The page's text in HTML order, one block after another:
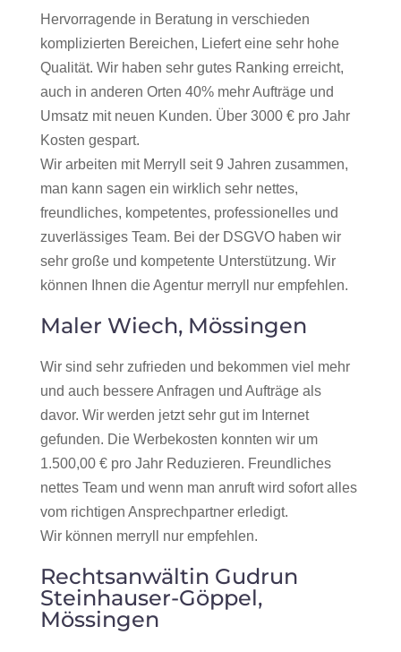
Hervorragende in Beratung in verschieden
komplizierten Bereichen, Liefert eine sehr hohe
Qualität. Wir haben sehr gutes Ranking erreicht,
auch in anderen Orten 40% mehr Aufträge und
Umsatz mit neuen Kunden. Über 3000 € pro Jahr
Kosten gespart.
Wir arbeiten mit Merryll seit 9 Jahren zusammen,
man kann sagen ein wirklich sehr nettes,
freundliches, kompetentes, professionelles und
zuverlässiges Team. Bei der DSGVO haben wir
sehr große und kompetente Unterstützung. Wir
können Ihnen die Agentur merryll nur empfehlen.
Maler Wiech, Mössingen
Wir sind sehr zufrieden und bekommen viel mehr
und auch bessere Anfragen und Aufträge als
davor. Wir werden jetzt sehr gut im Internet
gefunden. Die Werbekosten konnten wir um
1.500,00 € pro Jahr Reduzieren. Freundliches
nettes Team und wenn man anruft wird sofort alles
vom richtigen Ansprechpartner erledigt.
Wir können merryll nur empfehlen.
Rechtsanwältin Gudrun
Steinhauser-Göppel,
Mössingen